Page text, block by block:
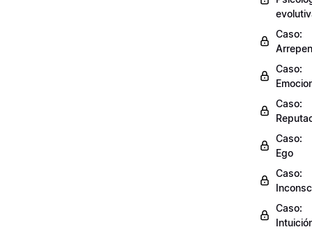
Caso:
Caso:
Caso:
Caso:
Ego
Caso:
Caso: